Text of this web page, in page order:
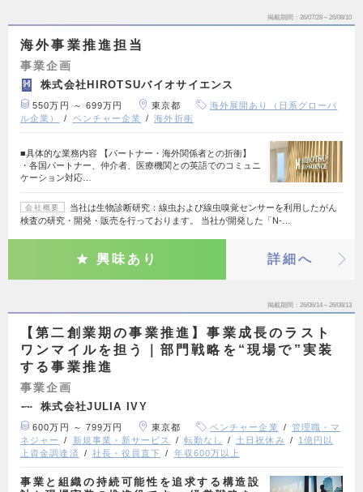
掲載期間 26/07/28～26/08/10
海外事業推進担当
事業企画
株式会社HIROTSUバイオサイエンス
550万円 ～ 699万円 東京都
海外展開あり（日系グローバ
ル企業）
ベンチャー企業 海外折衝
■具体的な業務内容 【パートナー・海外関係者との折衝】
・各国パートナー、仲介者、医療機関との英語でのコミュニ
ケーション対応…
会社概要
当社は生物診断研究：線虫および線虫嗅覚センサーを利用したがん
検査の研究・開発・販売を行っております。 当社が開発した「N-…
興味あり 詳細へ
掲載期間 26/06/14～26/08/13
【第二創業期の事業推進】事業成長のラスト
ワンマイルを担う｜部門戦略を“現場で”実装
する事業推進
事業企画
株式会社JULIA IVY
600万円 ～ 799万円 東京都 ベンチャー企業
管理職・マ
ネジャー
新規事業・新サービス 転勤なし 土日祝休み
1億円以
上資金調達済
社長・役員直下 年収600万以上
事業と組織の持続可能性を追求する構造設